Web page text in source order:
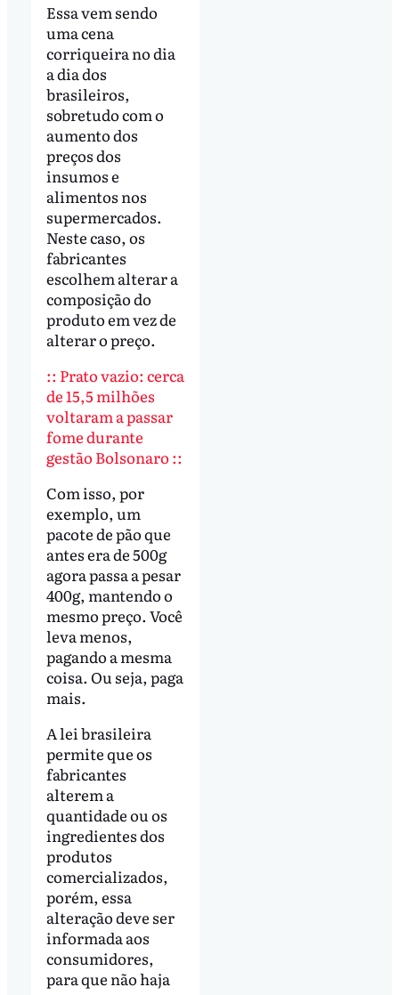
Essa vem sendo
uma cena
corriqueira no dia
a dia dos
brasileiros,
sobretudo com o
aumento dos
preços dos
insumos e
alimentos nos
supermercados.
Neste caso, os
fabricantes
escolhem alterar a
composição do
produto em vez de
alterar o preço.
:: Prato vazio: cerca
de 15,5 milhões
voltaram a passar
fome durante
gestão Bolsonaro ::
Com isso, por
exemplo, um
pacote de pão que
antes era de 500g
agora passa a pesar
400g, mantendo o
mesmo preço. Você
leva menos,
pagando a mesma
coisa. Ou seja, paga
mais.
A lei brasileira
permite que os
fabricantes
alterem a
quantidade ou os
ingredientes dos
produtos
comercializados,
porém, essa
alteração deve ser
informada aos
consumidores,
para que não haja